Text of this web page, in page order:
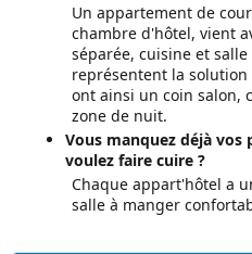
Un appartement de
chambre d'hôtel, vient
séparée, cuisine et
représentent la solution
ont ainsi un coin salon,
zone de nuit.
Vous manquez déjà vos
voulez faire cuire ?
Chaque appart'hôtel a
salle à manger